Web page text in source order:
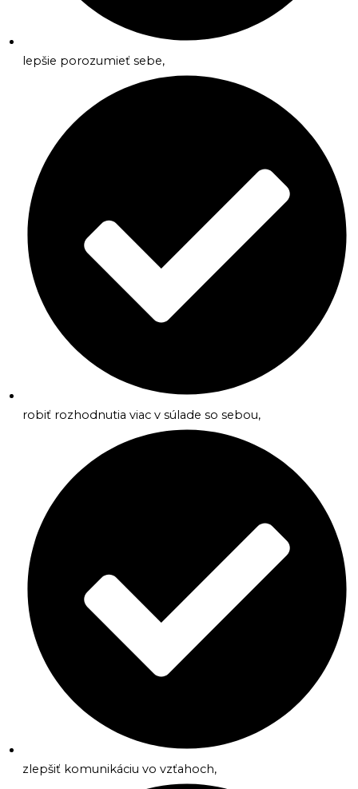
lepšie porozumieť sebe,
robiť rozhodnutia viac v súlade so sebou,
zlepšiť komunikáciu vo vzťahoch,